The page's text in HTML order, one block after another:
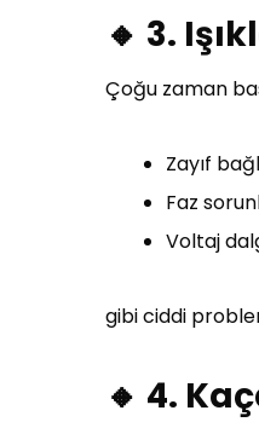
🔸 3.
Çoğu zaman
Zayıf
Faz
Voltaj
gibi ciddi
🔸 4.